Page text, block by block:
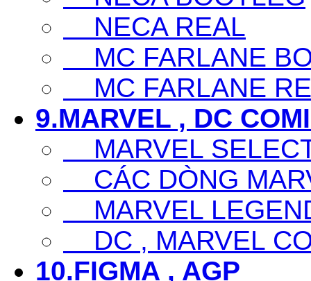
NECA REAL
MC FARLANE
MC FARLANE
9.MARVEL , DC
MARVEL
CÁC DÒNG
MARVEL
DC , MARVEL
10.FIGMA , AGP